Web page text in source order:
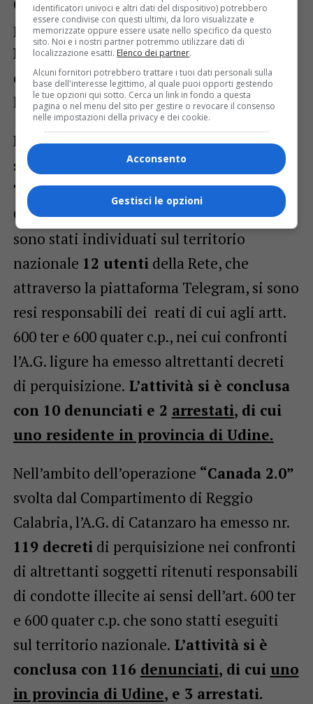
Costante è stato inoltre ilconcorso di
personale del Compartimento Polizia
Postale Fvg nelle numerose operazioni
di contrasto alla pedopornografia on
lineavviate anche da altri.
Nell’ambito di altra attività di indagine
sottocopertura, denominata
Telegram – fase finale” condotta dal
Compartimento Polizia Postale di Genova,
sono stati individuati sul territorio
nazionale 12 utentidella Rete, che
attraverso la piattaforma Telegram, si sono
resi responsabili dei reati di cui agli artt.
600 ter e 600 quater c.p., nei cui confronti
l’A.G. ligure ha emesso altrettanti decreti
di perquisizione. L’attività si è conclusa
con 10 denunciati e 2 arrestati, di cui
uno residente in provincia di Udine.
Nell’ambito dell’operazione “Canada 2.0”
svolta dal Compartimento di Reggio
Calabria, l’A.G. di Catanzaro ha emesso nr.
119 decretidi perquisizione nei confronti
di altrettanti soggetti ritenuti responsabili
di condotte illecite ai sensi dell’art. 600 ter
e 600 quater c.p. che sono statti eseguiti
sul territorio nazionale. L’attività si è
conclusa con 116 denunciati, di cui uno
in provincia di Udine, e 3 arrestati.
identificatori univoci e altri dati del dispositivo) potrebbero
essere condivise con questi ultimi, da loro visualizzate e
memorizzate oppure essere usate nello specifico da questo
sito. Noi e i nostri partner potremmo utilizzare dati di
localizzazione esatti. Elenco dei partner.
Alcuni fornitori potrebbero trattare i tuoi dati personali sulla
base dell'interesse legittimo, al quale puoi opporti gestendo
le tue opzioni qui sotto. Cerca un link in fondo a questa
pagina o nel menu del sito per gestire o revocare il consenso
nelle impostazioni della privacy e dei cookie.
Acconsento
Gestisci le opzioni